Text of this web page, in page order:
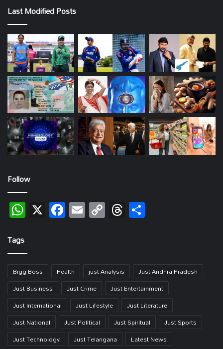
Last Modified Posts
Follow
WhatsApp
X Facebook
EmailCopy
Link
Threads
Tags
Bigg Boss Health just Analysis
Just Andhra Pradesh
Just Business
Just Crime
Just Entertainment
Just International
Just Lifestyle
Just Literature
Just National
Just Political Just Spiritual
Just Sports
Just Technology
Just Telangana Latest News